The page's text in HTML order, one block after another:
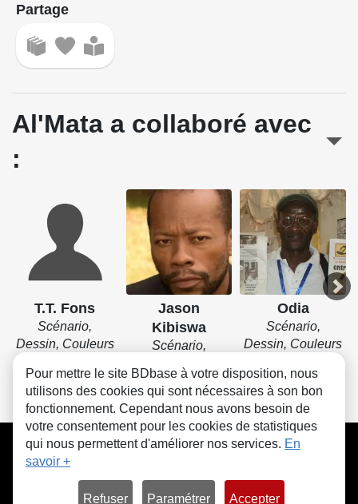
Partage
Al'Mata a collaboré avec
:
T.T. Fons
Scénario,
Dessin, Couleurs
Jason
Kibiswa
Scénario,
Odia
Scénario,
Dessin, Couleurs
CGU FAQ Contact Cookies
Pour mettre le site BDbase à votre disposition, nous
utilisons des cookies qui sont nécessaires à son bon
fonctionnement. Cependant nous avons besoin de
votre consentement pour les cookies de statistiques
qui nous permettent d'améliorer nos services. En
savoir +
Refuser Paramétrer Accepter